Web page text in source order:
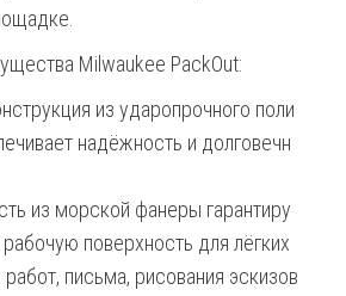
Milwaukee PackOut:
из ударопрочного поли
надёжность и долговечн
из морской фанеры гарантиру
поверхность для лёгких
письма, рисования эскизов